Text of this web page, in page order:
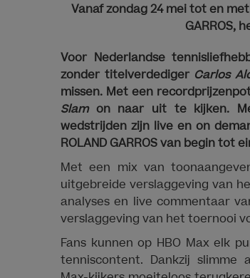
Vanaf zondag 24 mei tot en
GARROS,
Voor Nederlandse
zonder titelverdediger Carlos
missen. Met een
Slamon naar uit te kijken.
wedstrijden zijn live en on
ROLAND GARROS van begin tot
Met een mix van
uitgebreide verslaggeving van
analyses en live commentaar
verslaggeving van het toernooi
Fans kunnen op HBO Max elk
tenniscontent. Dankzij slimme